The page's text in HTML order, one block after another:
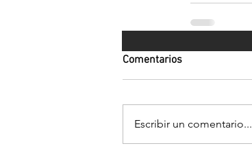
Comentarios
Escribir un comentario...